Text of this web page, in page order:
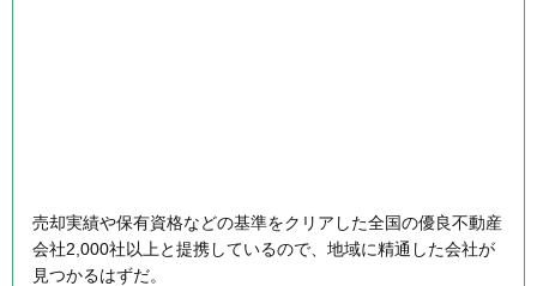
売却実績や保有資格などの基準をクリアした全国の優良不動産
会社2,000社以上と提携しているので、地域に精通した会社が
見つかるはずだ。